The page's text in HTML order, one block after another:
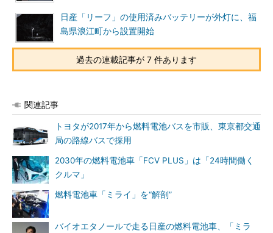
日産「リーフ」の使用済みバッテリーが外灯に、福
島県浪江町から設置開始
過去の連載記事が 7 件あります
関連記事
トヨタが2017年から燃料電池バスを市販、東京都交通
局の路線バスで採用
2030年の燃料電池車「FCV PLUS」は「24時間働く
クルマ」
燃料電池車「ミライ」を“解剖”
バイオエタノールで走る日産の燃料電池車、「ミラ